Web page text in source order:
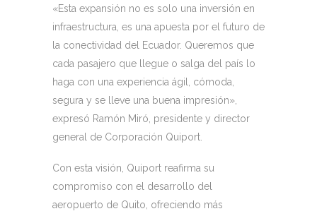
«Esta expansión no es solo una inversión en
infraestructura, es una apuesta por el futuro de
la conectividad del Ecuador. Queremos que
cada pasajero que llegue o salga del país lo
haga con una experiencia ágil, cómoda,
segura y se lleve una buena impresión»,
expresó Ramón Miró, presidente y director
general de Corporación Quiport.
Con esta visión, Quiport reafirma su
compromiso con el desarrollo del
aeropuerto de Quito, ofreciendo más